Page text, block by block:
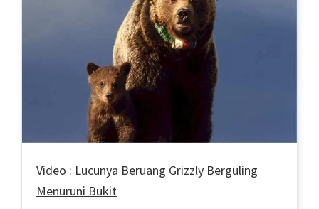
Video : Lucunya Beruang Grizzly Berguling
Menuruni Bukit